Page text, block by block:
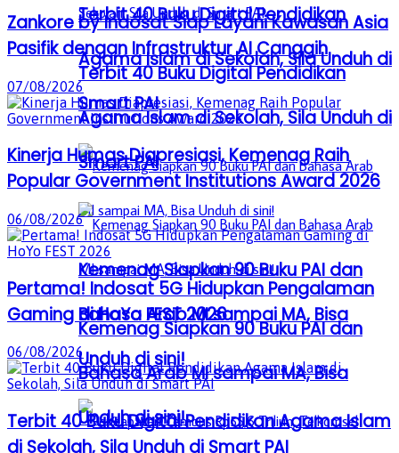
Terbit 40 Buku Digital Pendidikan
Agama Islam di Sekolah, Sila Unduh di
Smart PAI
Kemenag Siapkan 90 Buku PAI dan
Bahasa Arab MI sampai MA, Bisa
Unduh di sini!
Terbit 40 Buku Digital Pendidikan
Agama Islam di Sekolah, Sila Unduh di
Smart PAI
Kemenag Siapkan 90 Buku PAI dan
Bahasa Arab MI sampai MA, Bisa
Unduh di sini!
Zankore by Indosat Siap Layani Kawasan Asia
Pasifik dengan Infrastruktur AI Canggih
07/08/2026
Kinerja Humas Diapresiasi, Kemenag Raih
Popular Government Institutions Award 2026
06/08/2026
Pertama! Indosat 5G Hidupkan Pengalaman
Gaming di HoYo FEST 2026
06/08/2026
Terbit 40 Buku Digital Pendidikan Agama Islam
di Sekolah, Sila Unduh di Smart PAI